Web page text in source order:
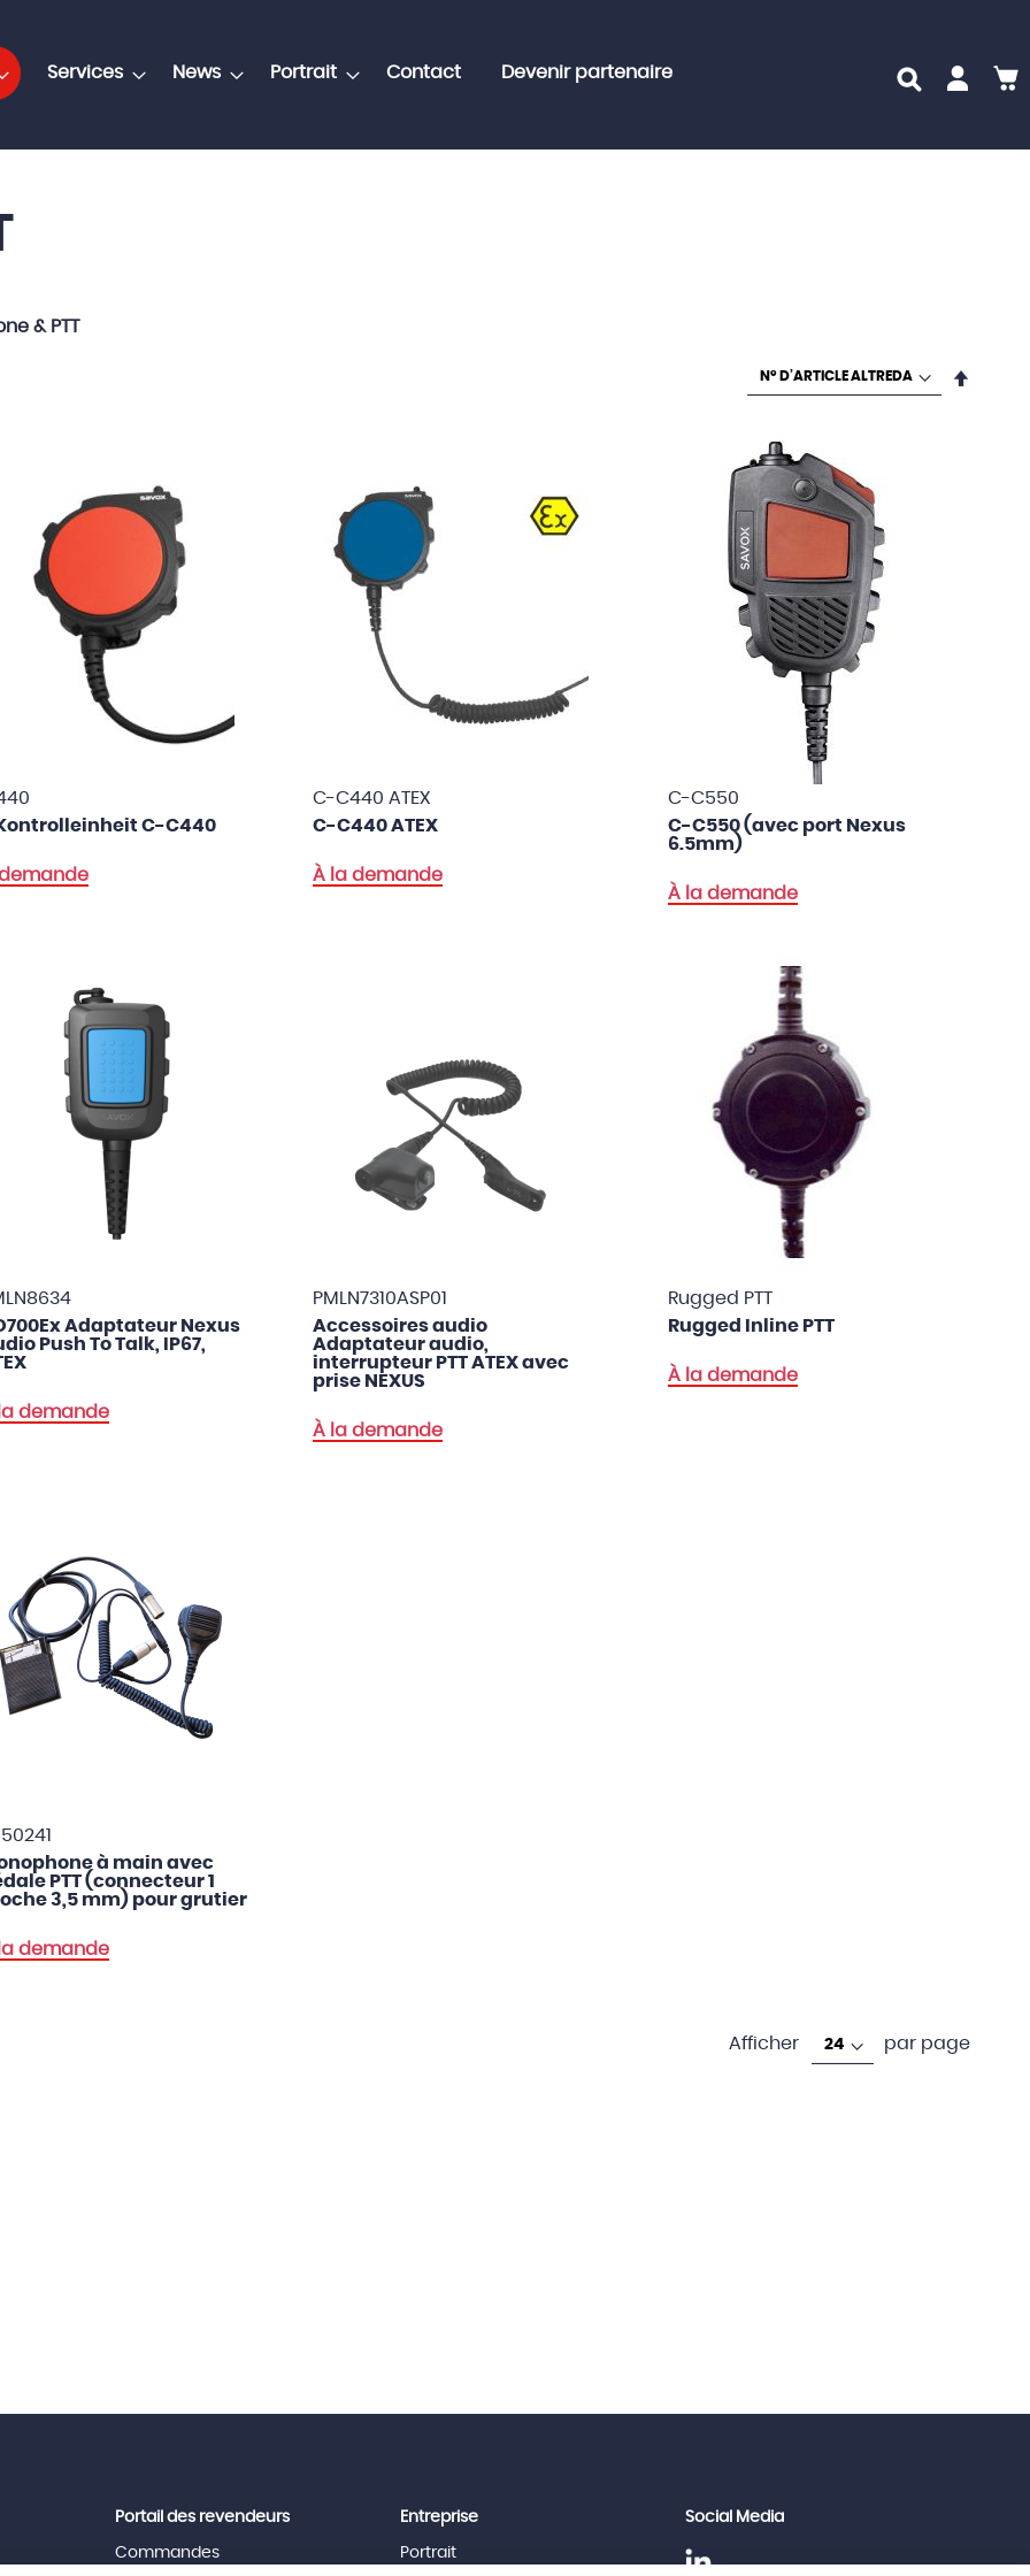
Services News Portrait Contact Devenir partenaire
& PTT
Kontrolleinheit C-C440
C-C440 ATEX
C-C440 ATEX
À la demande
C-C550
C-C550 (avec port Nexus
6.5mm)
À la demande
Adaptateur Nexus
Push To Talk, IP67,
demande
PMLN7310ASP01
Accessoires audio
Adaptateur audio,
interrupteur PTT ATEX avec
prise NEXUS
À la demande
Rugged PTT
Rugged Inline PTT
À la demande
à main avec
PTT (connecteur 1
3,5 mm) pour grutier
demande
Afficher par page
Portail des revendeurs
Commandes
Entreprise
Portrait
Social Media